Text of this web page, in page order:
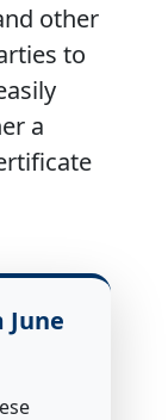
other
to
a